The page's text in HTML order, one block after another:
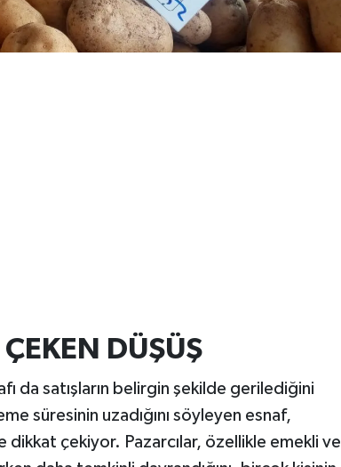
DÜŞÜŞ
da satışların belirgin şekilde gerilediğini
süresinin uzadığını söyleyen esnaf,
dikkat çekiyor. Pazarcılar, özellikle emekli ve